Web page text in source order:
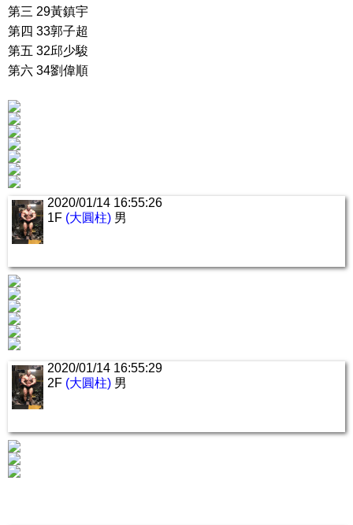
第三 29黃鎮宇
第四 33郭子超
第五 32邱少駿
第六 34劉偉順
2020/01/14 16:55:26
1F (大圓柱) 男
2020/01/14 16:55:29
2F (大圓柱) 男